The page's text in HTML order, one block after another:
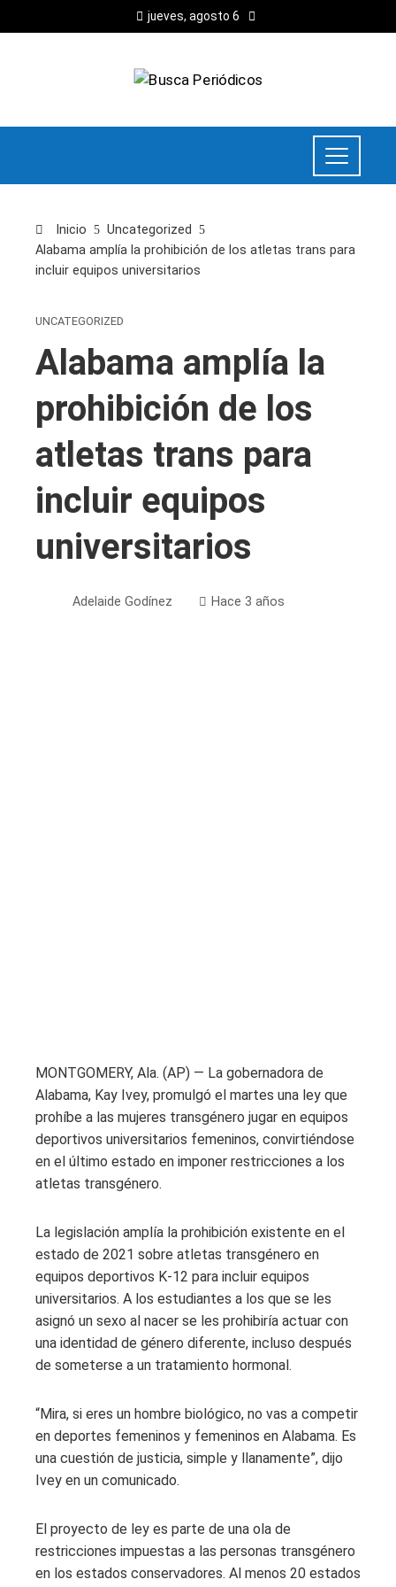
jueves, agosto 6
Inicio
Uncategorized
Alabama amplía la prohibición de los atletas trans para
incluir equipos universitarios
UNCATEGORIZED
Alabama amplía la
prohibición de los
atletas trans para
incluir equipos
universitarios
Adelaide Godínez Hace 3 años
MONTGOMERY, Ala. (AP) — La gobernadora de
Alabama, Kay Ivey, promulgó el martes una ley que
prohíbe a las mujeres transgénero jugar en equipos
deportivos universitarios femeninos, convirtiéndose
en el último estado en imponer restricciones a los
atletas transgénero.
La legislación amplía la prohibición existente en el
estado de 2021 sobre atletas transgénero en
equipos deportivos K-12 para incluir equipos
universitarios. A los estudiantes a los que se les
asignó un sexo al nacer se les prohibiría actuar con
una identidad de género diferente, incluso después
de someterse a un tratamiento hormonal.
“Mira, si eres un hombre biológico, no vas a competir
en deportes femeninos y femeninos en Alabama. Es
una cuestión de justicia, simple y llanamente”, dijo
Ivey en un comunicado.
El proyecto de ley es parte de una ola de
restricciones impuestas a las personas transgénero
en los estados conservadores. Al menos 20 estados